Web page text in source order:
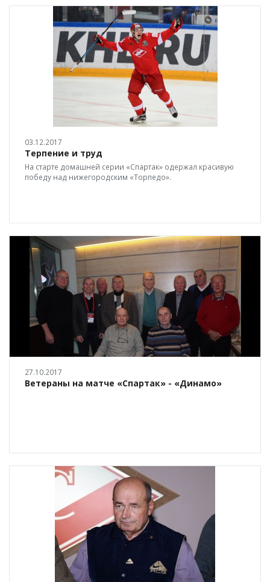
03.12.2017
Терпение и труд
На старте домашней серии «Спартак» одержал красивую
победу над нижегородским «Торпедо».
27.10.2017
Ветераны на матче «Спартак» - «Динамо»